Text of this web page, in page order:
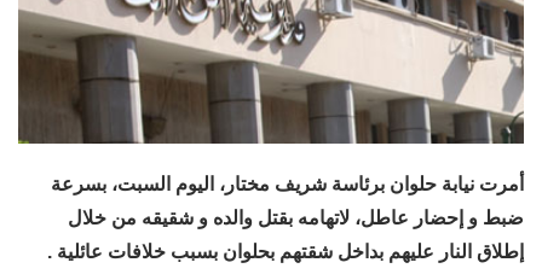
أمرت نيابة حلوان برئاسة شريف مختار، اليوم السبت، بسرعة
ضبط و إحضار عاطل، لاتهامه بقتل والده و شقيقه من خلال
إطلاق النار عليهم بداخل شقتهم بحلوان بسبب خلافات عائلية .